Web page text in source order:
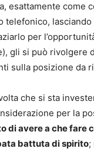
esattamente come
per
gli si può rivolgere
sulla posizione da
che si sta
per la
avere a che fare
battuta di spirito;